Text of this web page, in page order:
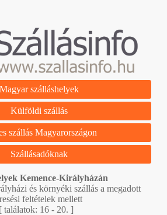
Magyar szálláshelyek
Külföldi szállás
szállás Magyarországon
Szállásadóknak
Kemence-Királyházán
és környéki szállás a megadott
feltételek mellett
[ találatok: 16 - 20. ]